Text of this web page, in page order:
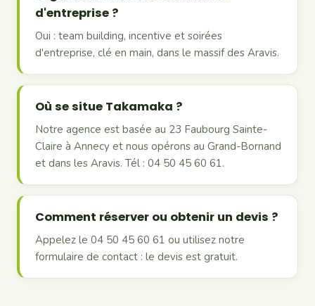
d'entreprise ?
Oui : team building, incentive et soirées
d'entreprise, clé en main, dans le massif des Aravis.
Où se situe Takamaka ?
Notre agence est basée au 23 Faubourg Sainte-
Claire à Annecy et nous opérons au Grand-Bornand
et dans les Aravis. Tél : 04 50 45 60 61.
Comment réserver ou obtenir un devis ?
Appelez le 04 50 45 60 61 ou utilisez notre
formulaire de contact : le devis est gratuit.